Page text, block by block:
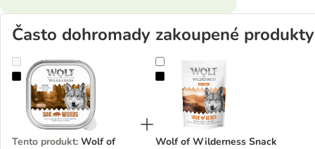
Často dohromady zakoupené produkty
Wolf of Wilderness Adult - Single Protein 6 / 24 x 300 g miska
Tento produkt: Wolf of
Wolf of Wilderness Snack - Wild
Wolf of Wilderness Snack